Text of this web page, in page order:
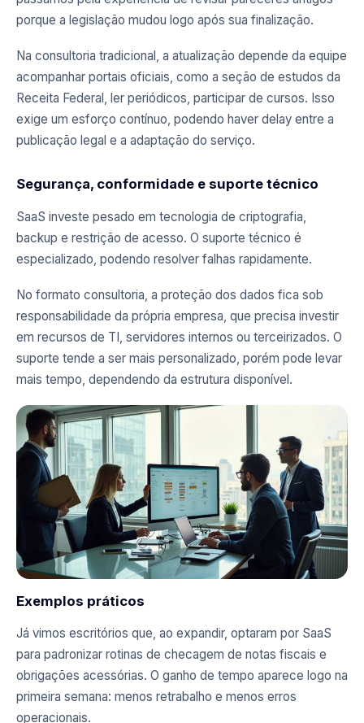
porque a legislação mudou logo após sua finalização.
Na consultoria tradicional, a atualização depende da equipe
acompanhar portais oficiais, como a seção de estudos da
Receita Federal, ler periódicos, participar de cursos. Isso
exige um esforço contínuo, podendo haver delay entre a
publicação legal e a adaptação do serviço.
Segurança, conformidade e suporte técnico
SaaS investe pesado em tecnologia de criptografia,
backup e restrição de acesso. O suporte técnico é
especializado, podendo resolver falhas rapidamente.
No formato consultoria, a proteção dos dados fica sob
responsabilidade da própria empresa, que precisa investir
em recursos de TI, servidores internos ou terceirizados. O
suporte tende a ser mais personalizado, porém pode levar
mais tempo, dependendo da estrutura disponível.
Exemplos práticos
Já vimos escritórios que, ao expandir, optaram por SaaS
para padronizar rotinas de checagem de notas fiscais e
obrigações acessórias. O ganho de tempo aparece logo na
primeira semana: menos retrabalho e menos erros
operacionais.